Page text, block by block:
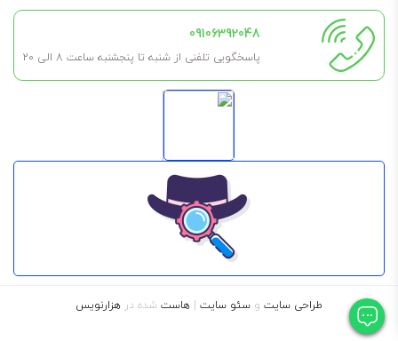
09106392048
پاسخگویی تلفنی از شنبه تا پنجشنبه ساعت 8 الی ۲۰
طراحی سایت و سئو سایت هاست شده در هزارنویس